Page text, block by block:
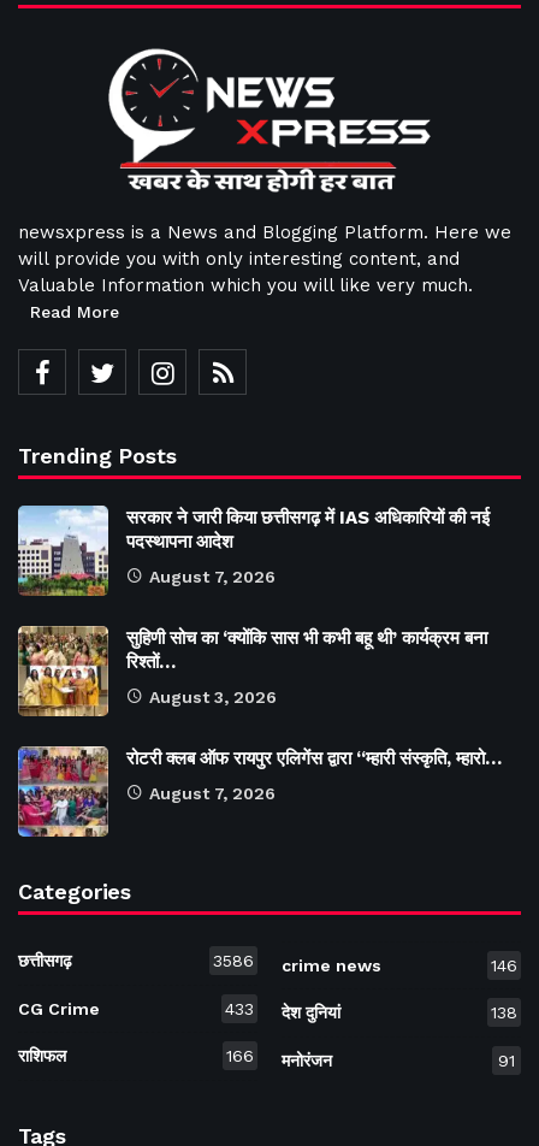
newsxpress is a News and Blogging Platform. Here we
will provide you with only interesting content, and
Valuable Information which you will like very much.
Read More
Trending Posts
सरकार ने जारी किया छत्तीसगढ़ में IAS अधिकारियों की नई
पदस्थापना आदेश
August 7, 2026
सुहिणी सोच का ‘क्योंकि सास भी कभी बहू थी’ कार्यक्रम बना
रिश्तों…
August 3, 2026
रोटरी क्लब ऑफ रायपुर एलिगेंस द्वारा “म्हारी संस्कृति, म्हारो…
August 7, 2026
Categories
छत्तीसगढ़ 3586
CG Crime 433
राशिफल 166
crime news 146
देश दुनियां 138
मनोरंजन 91
Tags